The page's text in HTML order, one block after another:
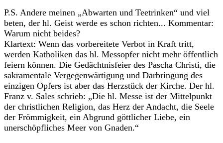
P.S. Andere meinen „Abwarten und Teetrinken“ und viel
beten, der hl. Geist werde es schon richten... Kommentar:
Warum nicht beides?
Klartext: Wenn das vorbereitete Verbot in Kraft tritt,
werden Katholiken das hl. Messopfer nicht mehr öffentlich
feiern können. Die Gedächtnisfeier des Pascha Christi, die
sakramentale Vergegenwärtigung und Darbringung des
einzigen Opfers ist aber das Herzstück der Kirche. Der hl.
Franz v. Sales schrieb: „Die hl. Messe ist der Mittelpunkt
der christlichen Religion, das Herz der Andacht, die Seele
der Frömmigkeit, ein Abgrund göttlicher Liebe, ein
unerschöpfliches Meer von Gnaden.“